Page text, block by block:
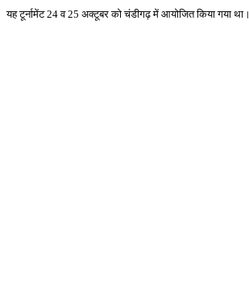
यह टूर्नामेंट 24 व 25 अक्टूबर को चंडीगढ़ में आयोजित किया गया था।